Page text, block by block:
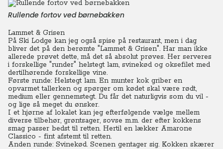
Rullende fortov ved børnebakken
Lammet & Grisen
På Ski Lodge kan jeg også spise på restaurant, men i dag
bliver det på den berømte "Lammet & Grisen". Har man ikke
allerede prøvet dette, må det så absolut prøves. Her serveres
i forskellige "runder" helstegt lam, svinekød og oksefilet med
dertilhørende forskellige vine.
Første runde: Helstegt lam. En munter kok griber en
opvarmet tallerken og spørger om kødet skal være rødt,
medium eller gennemstegt. Du får det naturligvis som du vil -
og lige så meget du ønsker.
I et hjørne af lokalet kan jeg efterfølgende vælge mellem
diverse tilbehør, grøntsager, sovse m.m. der efter kokkens
smag passer bedst til retten. Hertil en lækker Amarone
Classico - fint afstemt til retten.
Anden runde: Svinekød. Scenen gentager sig. Kokken skærer